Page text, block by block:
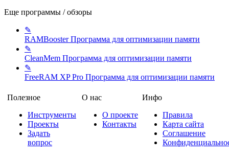
Еще программы / обзоры
✎
RAMBoosterПрограмма для оптимизации памяти
✎
CleanMem Программа для оптимизации памяти
✎
FreeRAM XP Pro Программа для оптимизации памяти
Полезное
Инструменты
Проекты
Задать
вопрос
О нас
О проекте
Контакты
Инфо
Правила
Карта сайта
Соглашение